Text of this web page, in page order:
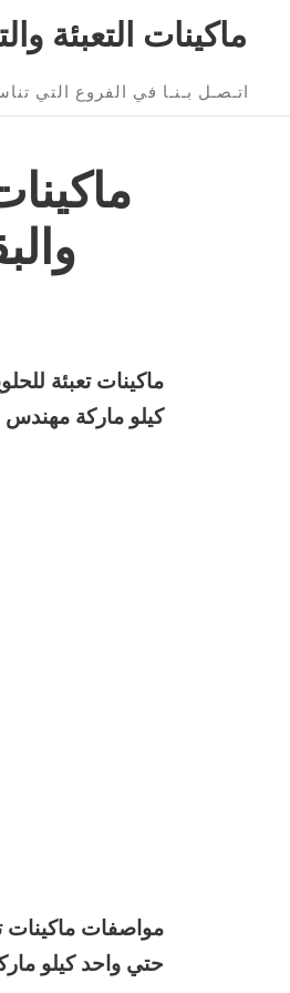
content
ماكينات التعبئة
Site
Navigation
اتـصـل بـنـا في الفروع التي
كيلو ماركة
حتي واحد كيلو